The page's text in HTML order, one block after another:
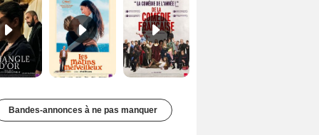
Bandes-annonces à ne pas manquer